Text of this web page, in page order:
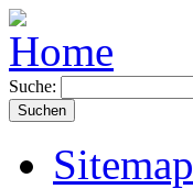
Suche:
Sitemap